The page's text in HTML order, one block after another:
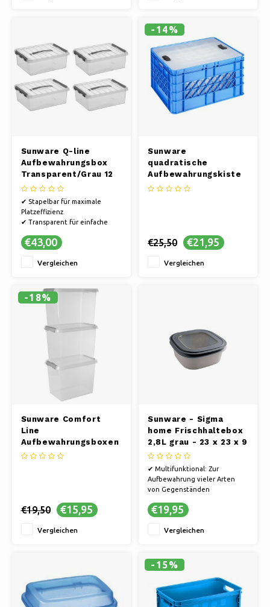
Sunware Q-line
Aufbewahrungsbox
Transparent/Grau 12
Liter - Set mit 4
Stück
✔ Stapelbar für maximale
Platzeffizienz
✔ Transparent für einfache
✔ Robustes und langlebiges
Nutzungsdauer
€43,00
Vergleichen
-14%
Sunware
quadratische
Aufbewahrungskiste
mit Deckel – Blau –
€25,50 €21,95
Vergleichen
-18%
Sunware Comfort
Line
Aufbewahrungsboxen
– 9 Liter – 3 Stück
€19,50 €15,95
Vergleichen
Sunware - Sigma
home Frischhaltebox
2,8L grau - 23 x 23 x 9
cm
✔ Multifunktional: Zur
Aufbewahrung vieler Arten
von Gegenständen
Design für sichere und
✔ Handliche Größe: Kompakt
✔ Komfort: Hält Ihre Sachen
sauber und geschützt
€19,95
Vergleichen
-15%